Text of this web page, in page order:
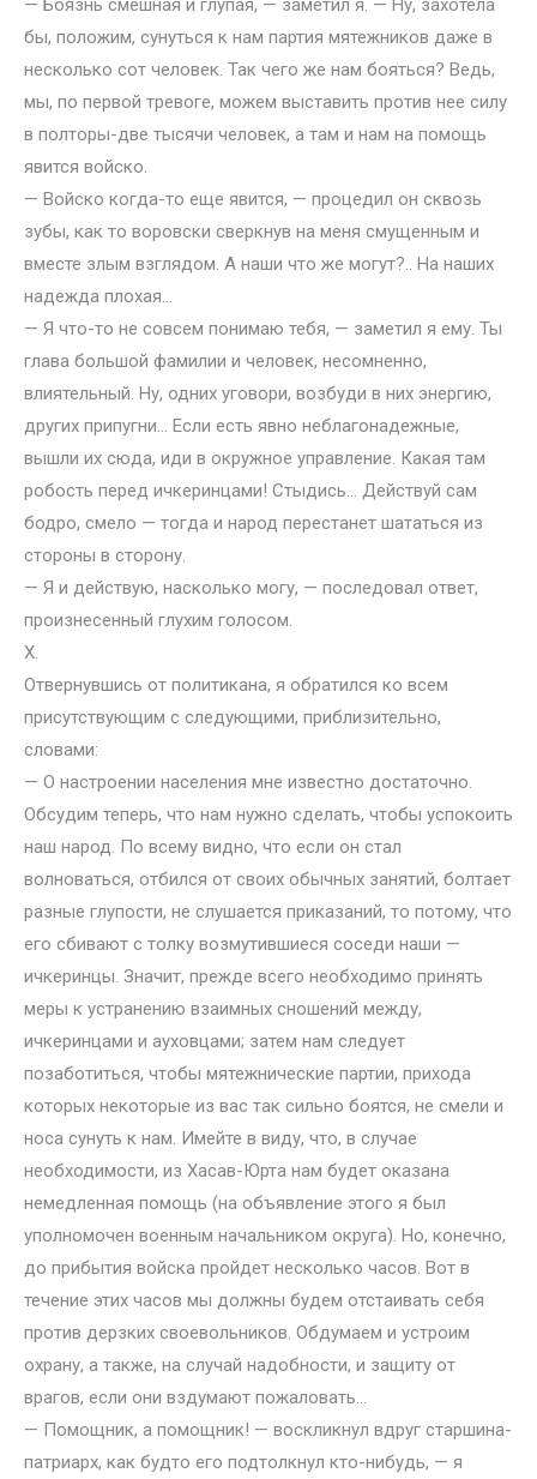
— Боязнь смешная и глупая, — заметил я. — Ну, захотела
бы, положим, сунуться к нам партия мятежников даже в
несколько сот человек. Так чего же нам бояться? Ведь,
мы, по первой тревоге, можем выставить против нее силу
в полторы-две тысячи человек, а там и нам на помощь
явится войско.
— Войско когда-то еще явится, — процедил он сквозь
зубы, как то воровски сверкнув на меня смущенным и
вместе злым взглядом. А наши что же могут?.. На наших
надежда плохая…
— Я что-то не совсем понимаю тебя, — заметил я ему. Ты
глава большой фамилии и человек, несомненно,
влиятельный. Ну, одних уговори, возбуди в них энергию,
других припугни… Если есть явно неблагонадежные,
вышли их сюда, иди в окружное управление. Какая там
робость перед ичкеринцами! Стыдись… Действуй сам
бодро, смело — тогда и народ перестанет шататься из
стороны в сторону.
— Я и действую, насколько могу, — последовал ответ,
произнесенный глухим голосом.
X.
Отвернувшись от политикана, я обратился ко всем
присутствующим с следующими, приблизительно,
словами:
— О настроении населения мне известно достаточно.
Обсудим теперь, что нам нужно сделать, чтобы успокоить
наш народ. По всему видно, что если он стал
волноваться, отбился от своих обычных занятий, болтает
разные глупости, не слушается приказаний, то потому, что
его сбивают с толку возмутившиеся соседи наши —
ичкеринцы. Значит, прежде всего необходимо принять
меры к устранению взаимных сношений между,
ичкеринцами и ауховцами; затем нам следует
позаботиться, чтобы мятежнические партии, прихода
которых некоторые из вас так сильно боятся, не смели и
носа сунуть к нам. Имейте в виду, что, в случае
необходимости, из Хасав-Юрта нам будет оказана
немедленная помощь (на объявление этого я был
уполномочен военным начальником округа). Но, конечно,
до прибытия войска пройдет несколько часов. Вот в
течение этих часов мы должны будем отстаивать себя
против дерзких своевольников. Обдумаем и устроим
охрану, а также, на случай надобности, и защиту от
врагов, если они вздумают пожаловать…
— Помощник, а помощник! — воскликнул вдруг старшина-
патриарх, как будто его подтолкнул кто-нибудь, — я